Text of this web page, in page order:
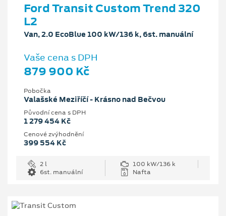
Ford Transit Custom Trend 320
L2
Van, 2.0 EcoBlue 100 kW/136 k, 6st. manuální
Vaše cena s DPH
879 900 Kč
Pobočka
Valašské Meziříčí - Krásno nad Bečvou
Původní cena s DPH
1 279 454 Kč
Cenové zvýhodnění
399 554 Kč
2 l
100 kW/136 k
6st. manuální
Nafta